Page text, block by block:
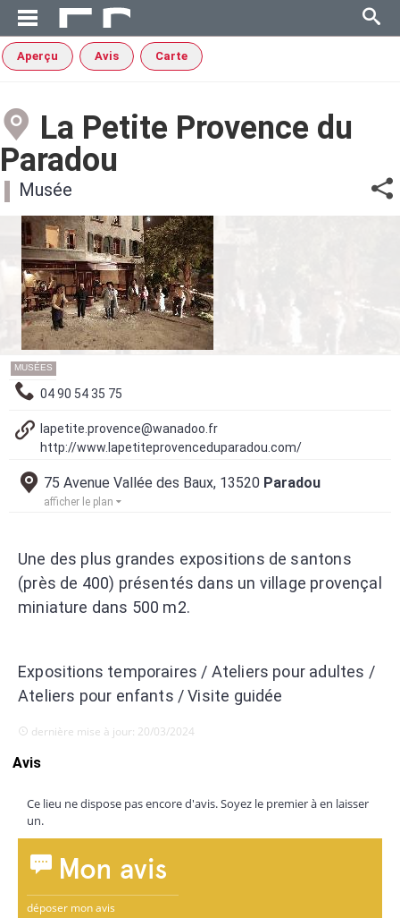
Aperçu Avis Carte
La Petite Provence du
Paradou
Musée
MUSÉES
04 90 54 35 75
lapetite.provence@wanadoo.fr
http://www.lapetiteprovenceduparadou.com/
75 Avenue Vallée des Baux, 13520 Paradou
afficher le plan
Une des plus grandes expositions de santons
(près de 400) présentés dans un village provençal
miniature dans 500 m2.
Expositions temporaires / Ateliers pour adultes /
Ateliers pour enfants / Visite guidée
dernière mise à jour: 20/03/2024
Avis
Ce lieu ne dispose pas encore d'avis. Soyez le premier à en laisser
un.
Mon avis
déposer mon avis